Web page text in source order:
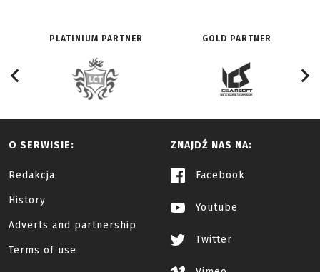
PLATINIUM PARTNER GOLD PARTNER
O SERWISIE:
Redakcja
History
Adverts and partnership
Terms of use
ZNAJDŹ NAS NA:
Facebook
Youtube
Twitter